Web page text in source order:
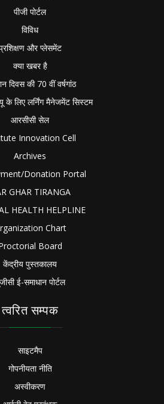
पीजी पोर्टल
विविध
और प्लेसमेंट
क्या खबर है
दिवस की 70 वीं वर्षगांठ
के लिए लर्निंग मैनेजमेंट सिस्टम
आरसीसी सेल
Innovation Cell
Archives
Donation Portal
GHAR TIRANGA
HEALTH HELPLINE
Chart
Board
केंद्रीय पुस्तकालय
ई-समाधान पोर्टल
त्वरित सम्पक
साइटमैप
गोपनीयता नीति
अस्वीकरण